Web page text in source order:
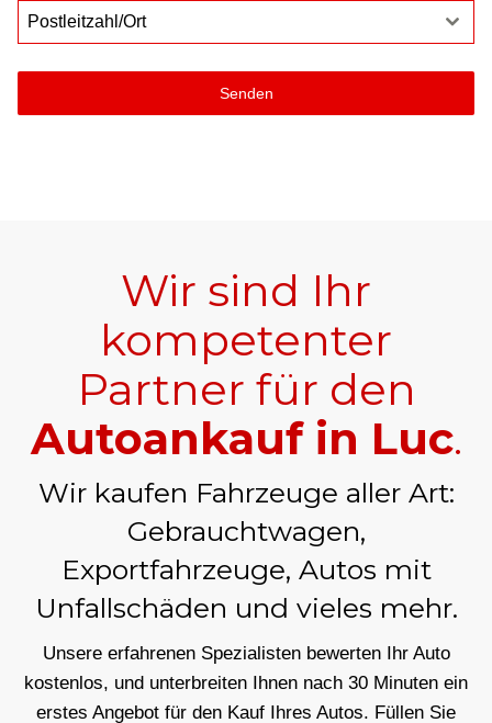
Postleitzahl/Ort
Senden
Wir sind Ihr
kompetenter
Partner für den
Autoankauf in Luc.
Wir kaufen Fahrzeuge aller Art:
Gebrauchtwagen,
Exportfahrzeuge, Autos mit
Unfallschäden und vieles mehr.
Unsere erfahrenen Spezialisten bewerten Ihr Auto
kostenlos, und unterbreiten Ihnen nach 30 Minuten ein
erstes Angebot für den Kauf Ihres Autos. Füllen Sie